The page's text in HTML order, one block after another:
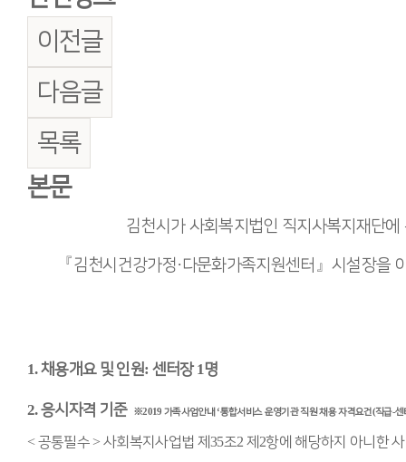
이전글
다음글
목록
본문
김천시가 사회복지법인 직지사복지재단
『김천시건강가정·다문화가족지원센터 』 시설장을
1.채용개요 및 인원: 센터장 1명
2.응시자격 기준 ※2019가족사업안내 ‘통합서비스 운영기관 직원 채용 자격요건(직급-센
<공통필수 >사회복지사업법 제35조2 제2항에 해당하지 아니한